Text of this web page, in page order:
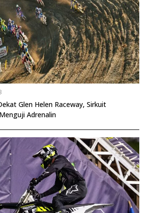
Glen Helen Raceway, Sirkuit
Adrenalin